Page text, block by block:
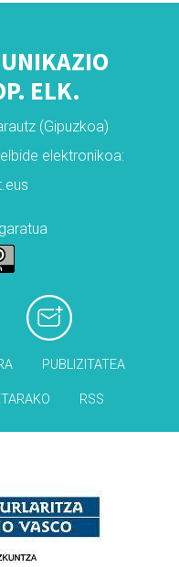
ELK.
(Gipuzkoa)
elektronikoa:
PUBLIZITATEA
RSS